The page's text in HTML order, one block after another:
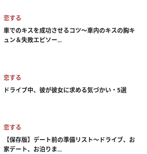
恋する
車でのキスを成功させるコツ～車内のキスの胸キ
ュン＆失敗エピソー...
恋する
ドライブ中、彼が彼女に求める気づかい・5選
恋する
【保存版】デート前の準備リスト～ドライブ、お
家デート、お泊りま...